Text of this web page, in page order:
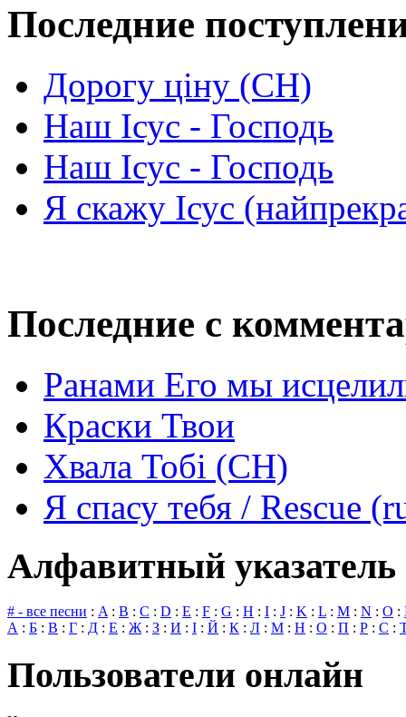
Последние
Дорогу ціну (СН)
Наш Ісус - Господь
Наш Ісус - Господь
Я скажу Ісус
Последние с
Ранами Его мы
Краски Твои
Хвала Тобі (СН)
Я спасу тебя / Rescue
Алфавитный указатель
# - все песни : A : B : C : D : E : F : G : H : I : J : K : L : M : N : O :
А : Б : В : Г : Д : Е : Ж : З : И : І : Й : К : Л : М : Н : О : П : Р : С :
Пользователи онлайн